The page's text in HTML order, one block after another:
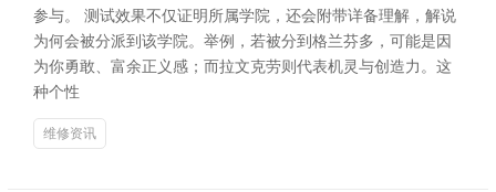
参与。 测试效果不仅证明所属学院，还会附带详备理解，解说
为何会被分派到该学院。举例，若被分到格兰芬多，可能是因
为你勇敢、富余正义感；而拉文克劳则代表机灵与创造力。这
种个性
维修资讯